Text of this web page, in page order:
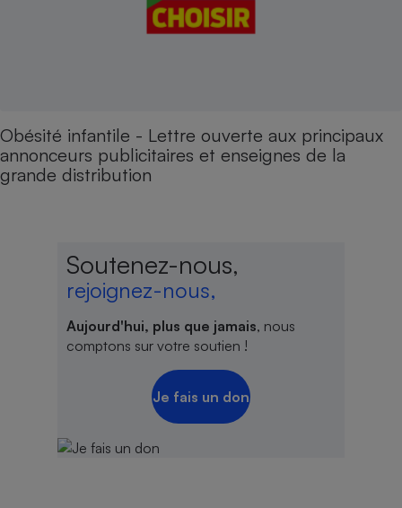
Obésité infantile - Lettre ouverte aux principaux
annonceurs publicitaires et enseignes de la
grande distribution
Soutenez-nous,
rejoignez-nous,
Aujourd'hui, plus que jamais, nous
comptons sur votre soutien !
Je fais un don